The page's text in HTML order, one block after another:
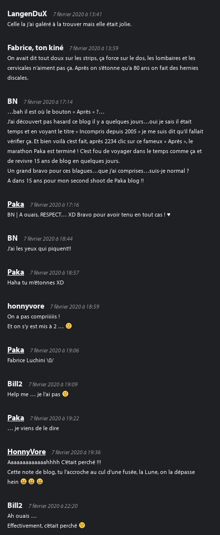
LangenDuX
7 février 2020 à 13:41
Celle la j’ai galéré à la trouver mais elle était jolie.
Fabrice, ton kiné
7 février 2020 à 13:59
On avait dit tout doux sur les strips, ça force sur le dos, les lombaires et les
cervicales n’aiment pas ça. Après on s’étonne qu’a 80 ans on fait des hernies
discales.
BN
7 février 2020 à 17:14
…bah il est où le bouton « Après » ?…
J’ai découvert pas hasard ce blog il y a quelques jours…oui je sais il était
temps et en voyant le titre « Incompris depuis 2005 » je me suis dit qu’il fallait
vérifier ça. Et bien voilà c’est fait, après 2234 clic sur ce fameux « Après », le
marathon Paka est terminé ! C’est fou de voyager dans le temps comme ça et
de revivre 15 ans de blog en quelques jours.
Un grand bravo pour ces blagues…que j’ai comprises…suis-je normal ?
A dans 15 ans pour mon second shoot de Paka blog !!
Paka
7 février 2020 à 17:16
BN | A ouais, RESPECT… XD Bravo pour avoir tenu en tout cas ! ♥
BN
7 février 2020 à 18:44
J’ai les yeux qui piquent!!
Paka
7 février 2020 à 18:57
Haha tu m’étonnes XD
honnyvore
7 février 2020 à 18:59
On a pas compriiiiis !
Et on s’y est mis à 2 …
Paka
7 février 2020 à 19:06
Fabrice Luchini \0/
Bill2
7 février 2020 à 19:09
Help me … je l’ai pas
Paka
7 février 2020 à 19:22
… je viens de le dire
HonnyVore
7 février 2020 à 19:36
Aaaaaaaaaaaaahhhh C’était perché !!!
Cette note de blog, tu l’accroche au cul d’une fusée, la Lune, on la dépasse
hein
Bill2
7 février 2020 à 22:20
Ah ouais …
Effectivement, c’était perché